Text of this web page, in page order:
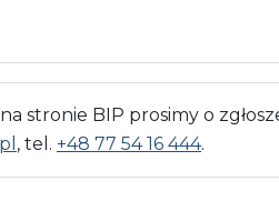
BIP prosimy o
, tel. +48 77 54 16 444.